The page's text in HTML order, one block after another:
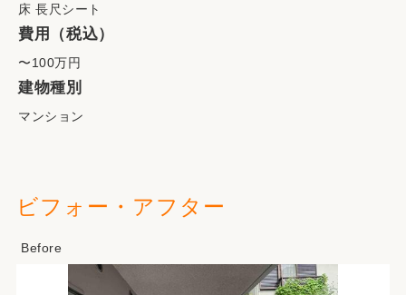
床 長尺シート
費用（税込）
〜100万円
建物種別
マンション
ビフォー・アフター